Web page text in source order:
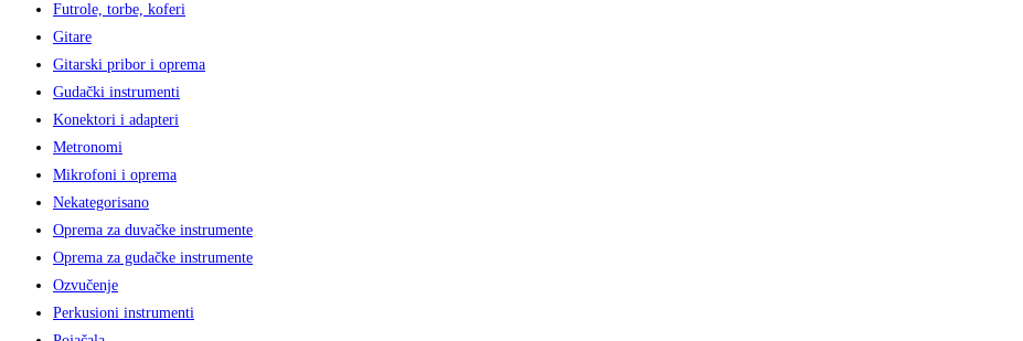
Futrole, torbe, koferi
Gitare
Gitarski pribor i oprema
Gudački instrumenti
Konektori i adapteri
Metronomi
Mikrofoni i oprema
Nekategorisano
Oprema za duvačke instrumente
Oprema za gudačke instrumente
Ozvučenje
Perkusioni instrumenti